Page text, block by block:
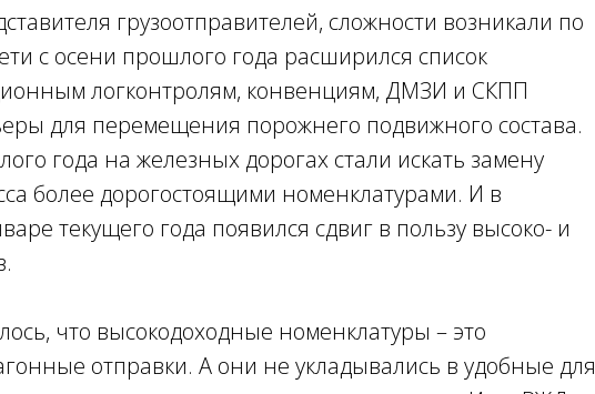
грузоотправителей, сложности возникали по
с осени прошлого года расширился список
логконтролям, конвенциям, ДМЗИ и СКПП
для перемещения порожнего подвижного состава.
года на железных дорогах стали искать замену
более дорогостоящими номенклатурами. И в
текущего года появился сдвиг в пользу высоко- и
что высокодоходные номенклатуры – это
отправки. А они не укладывались в удобные для